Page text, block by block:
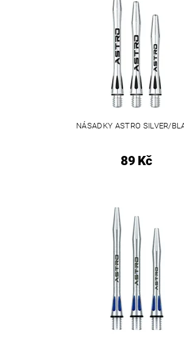
NÁSADKY ASTRO SILVER/
89 Kč